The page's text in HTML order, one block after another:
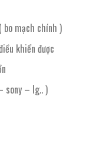
mạch chính )
khiển được
sony – lg.. )